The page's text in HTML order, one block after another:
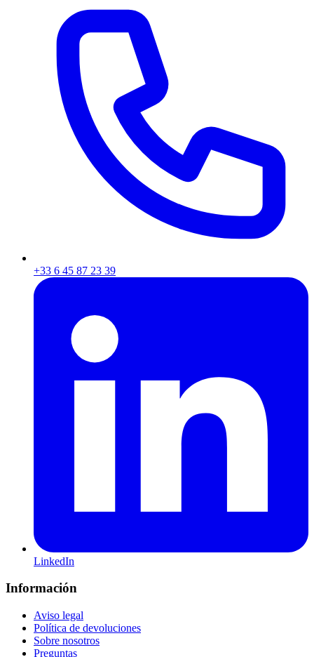
+33 6 45 87 23 39
LinkedIn
Información
Aviso legal
Política de devoluciones
Sobre nosotros
Preguntas